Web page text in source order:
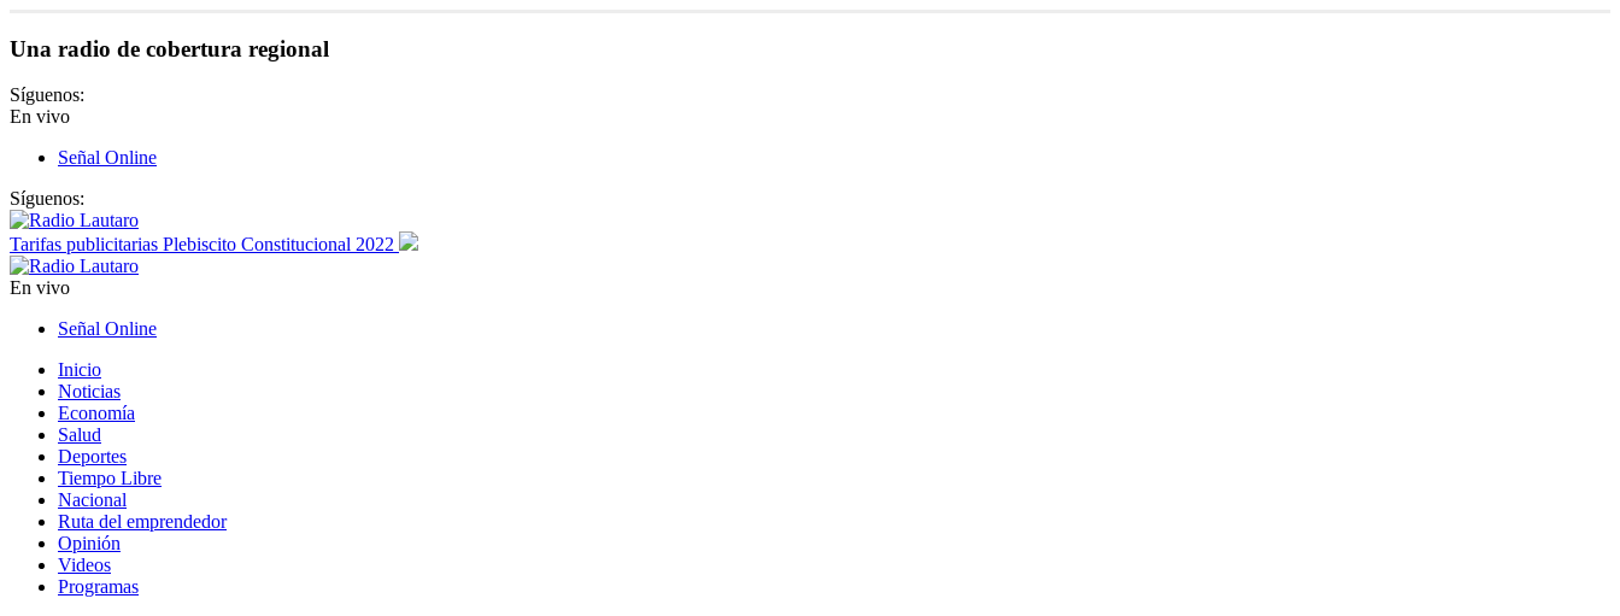
Una radio de cobertura regional
Síguenos:
En vivo
Señal Online
Síguenos:
Tarifas publicitarias Plebiscito Constitucional 2022
En vivo
Señal Online
Inicio
Noticias
Economía
Salud
Deportes
Tiempo Libre
Nacional
Ruta del emprendedor
Opinión
Videos
Programas